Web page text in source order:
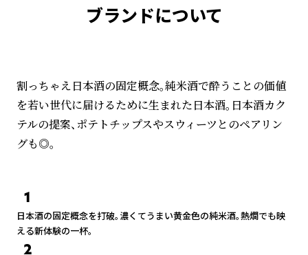
ブランドについて
割っちゃえ日本酒の固定概念。純米酒で酔うことの価値
を若い世代に届けるために生まれた日本酒。日本酒カク
テルの提案、ポテトチップスやスウィーツとのペアリン
グも◎。
1
日本酒の固定概念を打破。濃くてうまい黄金色の純米酒。熱燗でも映
える新体験の一杯。
2